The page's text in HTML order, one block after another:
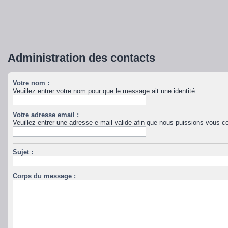
Administration des contacts
Votre nom :
Veuillez entrer votre nom pour que le message ait une identité.
Votre adresse email :
Veuillez entrer une adresse e-mail valide afin que nous puissions vous
Sujet :
Corps du message :